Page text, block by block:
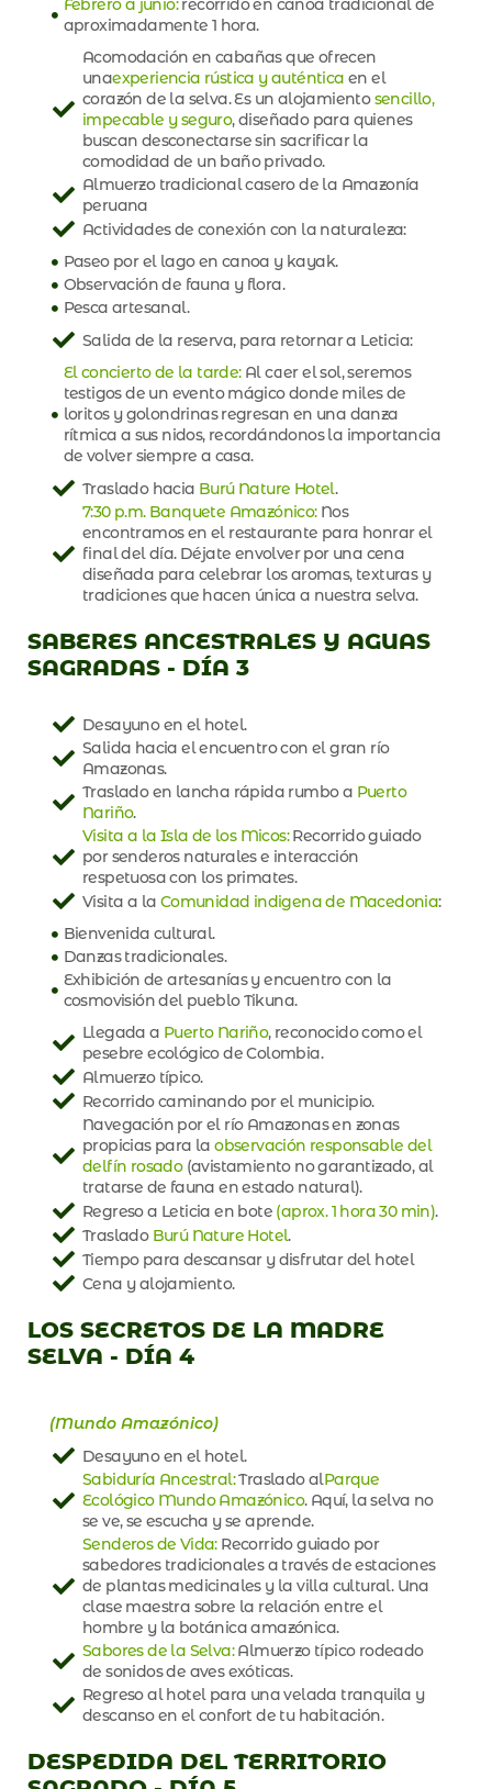
Febrero a junio:recorrido en canoa tradicional de
aproximadamente 1 hora.
Acomodación en cabañas que ofrecen
unaexperiencia rústica y auténtica en el
corazón de la selva. Es un alojamientosencillo,
impecable y seguro, diseñado para quienes
buscan desconectarse sin sacrificar la
comodidad de un baño privado.
Almuerzo tradicional casero de la Amazonía
peruana
Actividades de conexión con la naturaleza:
Paseo por el lago en canoa y kayak.
Observación de fauna y flora.
Pesca artesanal.
Salida de la reserva, para retornar a Leticia:
El concierto de la tarde:Al caer el sol, seremos
testigos de un evento mágico donde miles de
loritos y golondrinas regresan en una danza
rítmica a sus nidos, recordándonos la importancia
de volver siempre a casa.
Traslado hacia Burú Nature Hotel.
7:30 p.m. Banquete Amazónico:Nos
encontramos en el restaurante para honrar el
final del día. Déjate envolver por una cena
diseñada para celebrar los aromas, texturas y
tradiciones que hacen única a nuestra selva.
SABERES ANCESTRALES Y AGUAS
SAGRADAS - DÍA 3
Desayuno en el hotel.
Salida hacia el encuentro con el gran río
Amazonas.
Traslado en lancha rápida rumbo a Puerto
Nariño.
Visita a la Isla de los Micos:Recorrido guiado
por senderos naturales e interacción
respetuosa con los primates.
Visita a la Comunidad indigena de Macedonia:
Bienvenida cultural.
Danzas tradicionales.
Exhibición de artesanías y encuentro con la
cosmovisión del pueblo Tikuna.
Llegada a Puerto Nariño, reconocido como el
pesebre ecológico de Colombia.
Almuerzo típico.
Recorrido caminando por el municipio.
Navegación por el río Amazonas en zonas
propicias para laobservación responsable del
delfín rosado (avistamiento no garantizado, al
tratarse de fauna en estado natural).
Regreso a Leticia en bote (aprox. 1 hora 30 min).
Traslado Burú Nature Hotel.
Tiempo para descansar y disfrutar del hotel
Cena y alojamiento.
LOS SECRETOS DE LA MADRE
SELVA - DÍA 4
(Mundo Amazónico)
Desayuno en el hotel.
Sabiduría Ancestral:Traslado alParque
Ecológico Mundo Amazónico. Aquí, la selva no
se ve, se escucha y se aprende.
Senderos de Vida:Recorrido guiado por
sabedores tradicionales a través de estaciones
de plantas medicinales y la villa cultural. Una
clase maestra sobre la relación entre el
hombre y la botánica amazónica.
Sabores de la Selva:Almuerzo típico rodeado
de sonidos de aves exóticas.
Regreso al hotel para una velada tranquila y
descanso en el confort de tu habitación.
DESPEDIDA DEL TERRITORIO